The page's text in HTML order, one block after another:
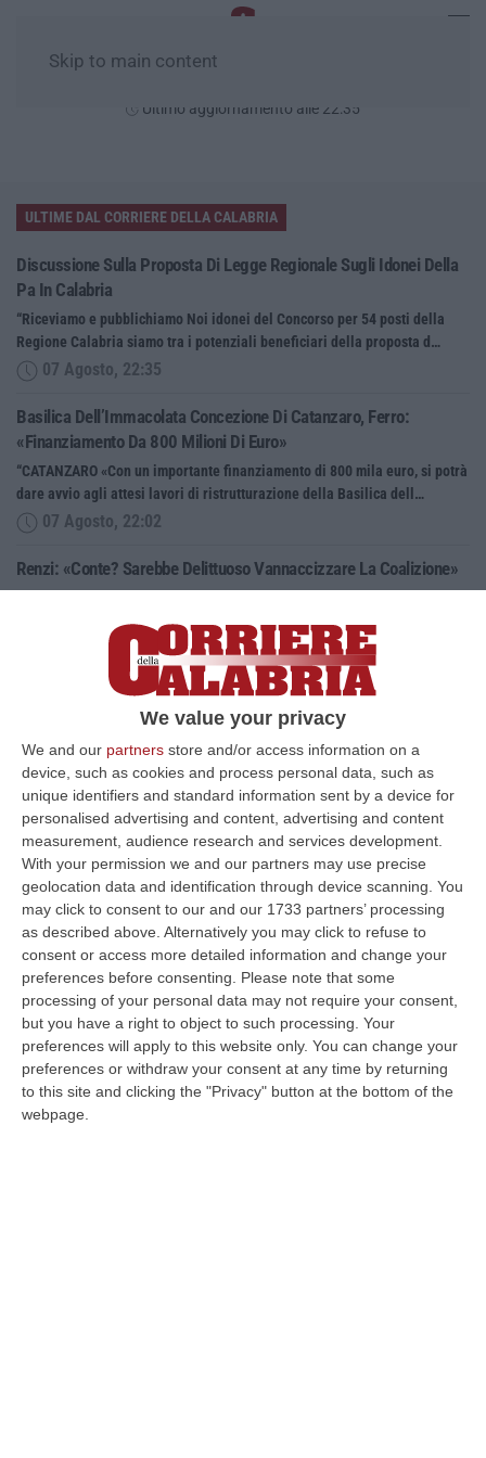
We value your privacy
We and our partners store and/or access information on a
device, such as cookies and process personal data, such as
unique identifiers and standard information sent by a device for
personalised advertising and content, advertising and content
measurement, audience research and services development.
With your permission we and our partners may use precise
geolocation data and identification through device scanning. You
may click to consent to our and our 1733 partners’ processing
as described above. Alternatively you may click to refuse to
consent or access more detailed information and change your
preferences before consenting.
Please note that some
processing of your personal data may not require your consent,
but you have a right to object to such processing. Your
preferences will apply to this website only. You can change your
preferences or withdraw your consent at any time by returning
to this site and clicking the "Privacy" button at the bottom of the
webpage.
Skip to main content
Ultimo aggiornamento alle 22:35
ULTIME DAL CORRIERE DELLA CALABRIA
Discussione Sulla Proposta Di Legge Regionale Sugli Idonei Della
Pa In Calabria
“Riceviamo e pubblichiamo Noi idonei del Concorso per 54 posti della
Regione Calabria siamo tra i potenziali beneficiari della proposta d…
07 Agosto, 22:35
Basilica Dell’Immacolata Concezione Di Catanzaro, Ferro:
«finanziamento Da 800 Milioni Di Euro»
“CATANZARO «Con un importante finanziamento di 800 mila euro, si potrà
dare avvio agli attesi lavori di ristrutturazione della Basilica dell…
07 Agosto, 22:02
Renzi: «Conte? Sarebbe Delittuoso Vannaccizzare La Coalizione»
faranno, quando e con che formato, se a due Conte-Schlein o se ci
07 Agosto, 21:35
Meteo, Altri 10 Giorni Di Caldo Estremo
“ROMA La tregua varrà fino a domani: dopo il record di ieri con il bollino
rosso per tutte le 27 città monitorate e oggi con 26 allerte mass…
07 Agosto, 20:33
Torna In Calabria: OSM Cerca Professionisti Calabresi Che Vivono
Al Nord E Che Hanno Voglia Di Rientrare Nella Terra Di Origine
“Se per anni lasciare la Calabria è stata una scelta quasi obbligata oggi è
possibile fare un’inversione di marcia grazie ad OSM Centro Cala…
07 Agosto, 20:24
Edizioni provinciali
Catanzaro